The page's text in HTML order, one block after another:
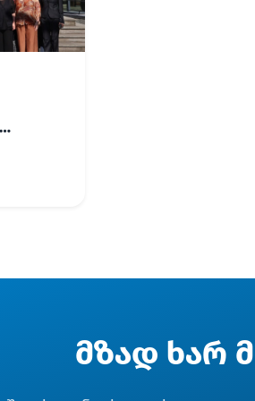
მზად ხარ